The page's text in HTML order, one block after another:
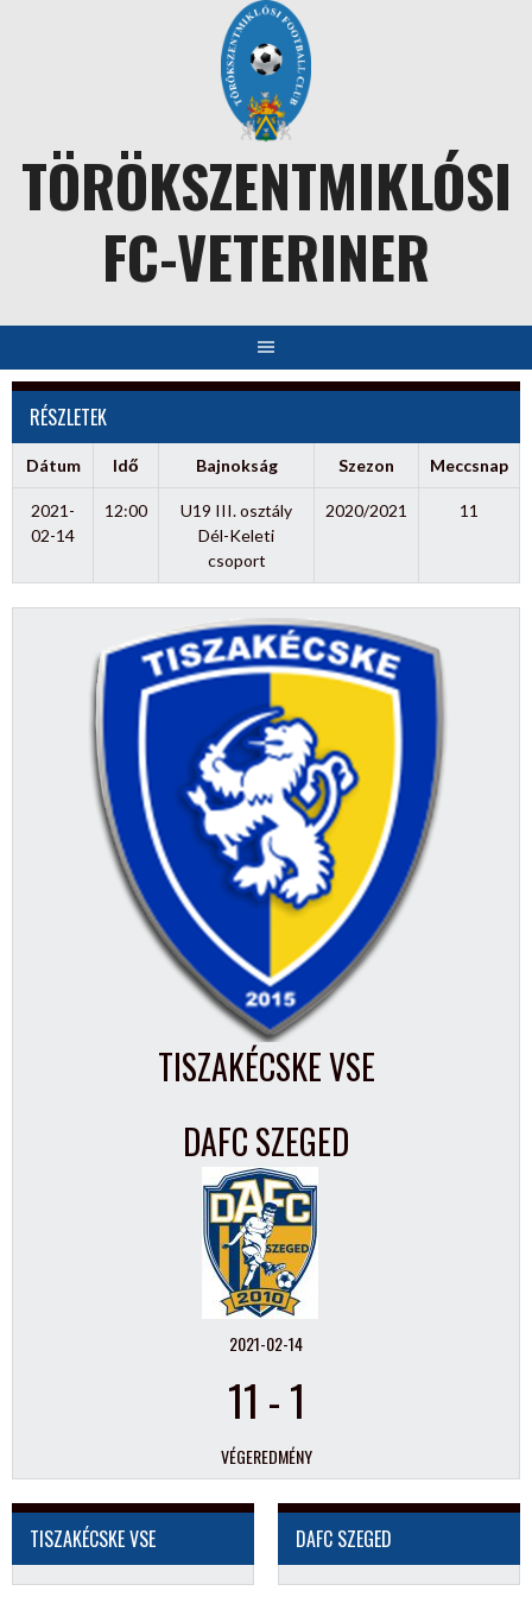
TÖRÖKSZENTMIKLÓSI
FC-VETERINER
RÉSZLETEK
Dátum Idő Bajnokság Szezon Meccsnap
2021-
02-14
12:00
U19 III. osztály
Dél-Keleti
csoport
2020/2021 11
TISZAKÉCSKE VSE
DAFC SZEGED
2021-02-14
11 -1
VÉGEREDMÉNY
TISZAKÉCSKE VSE DAFC SZEGED